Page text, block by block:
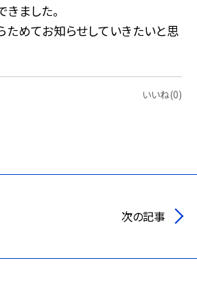
ました。
ためてお知らせしていきたいと思
いいね(0)
次の記事